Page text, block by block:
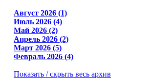
Август 2026 (1)
Июль 2026 (4)
Май 2026 (2)
Апрель 2026 (2)
Март 2026 (5)
Февраль 2026 (4)
Показать / скрыть весь архив